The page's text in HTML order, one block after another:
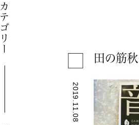
カテゴリー
2019.11.08
田の筋